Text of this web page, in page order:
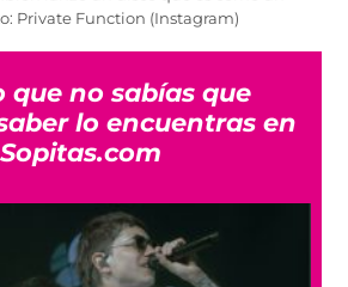
Private Function (Instagram)
que no sabías que
lo encuentras en
Sopitas.com